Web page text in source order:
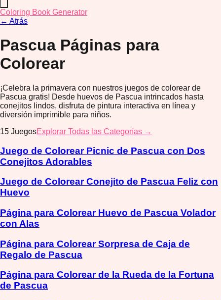
Coloring Book Generator
← Atrás
Pascua Páginas para
Colorear
¡Celebra la primavera con nuestros juegos de colorear de
Pascua gratis! Desde huevos de Pascua intrincados hasta
conejitos lindos, disfruta de pintura interactiva en línea y
diversión imprimible para niños.
15 JuegosExplorar Todas las Categorías →
Juego de Colorear Picnic de Pascua con Dos
Conejitos Adorables
Juego de Colorear Conejito de Pascua Feliz con
Huevo
Página para Colorear Huevo de Pascua Volador
con Alas
Página para Colorear Sorpresa de Caja de
Regalo de Pascua
Página para Colorear de la Rueda de la Fortuna
de Pascua